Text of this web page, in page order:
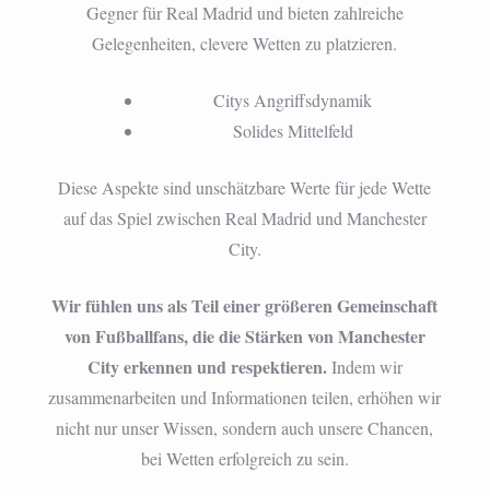
Gegner für Real Madrid und bieten zahlreiche
Gelegenheiten, clevere Wetten zu platzieren.
Citys Angriffsdynamik
Solides Mittelfeld
Diese Aspekte sind unschätzbare Werte für jede Wette
auf das Spiel zwischen Real Madrid und Manchester
City.
Wir fühlen uns als Teil einer größeren Gemeinschaft
von Fußballfans, die die Stärken von Manchester
City erkennen und respektieren.Indem wir
zusammenarbeiten und Informationen teilen, erhöhen wir
nicht nur unser Wissen, sondern auch unsere Chancen,
bei Wetten erfolgreich zu sein.